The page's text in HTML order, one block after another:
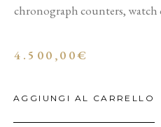
chronograph counters, watch
4.500,00€
AGGIUNGI AL CARRELLO